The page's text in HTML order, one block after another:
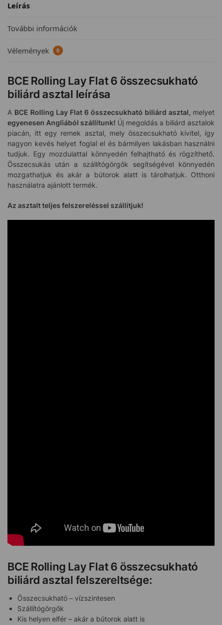
Leírás
További információk
Vélemények 0
BCE Rolling Lay Flat 6 összecsukható
biliárd asztal leírása
A BCE Rolling Lay Flat 6 összecsukható biliárd asztal, melyet
egyenesen Angliából szállítunk! Új megoldás a biliárd asztalok
piacán, itt egy remek asztal, mely összecsukható kivitel, így
nagyon kevés helyet foglal el és bármilyen lakásban használni
tudjuk. Egy mozdulattal könnyedén felhajtható és rögzíthető.
Összecsukás után a szállítógörgők segítségével könnyedén
mozgathatjuk és akár a bútorok alatt is tárolhatjuk. Otthoni
használatra ajánlott termék.
Az asztalt teljes felszereléssel szállítjuk!
BCE Rolling Lay Flat 6 összecsukható
biliárd asztal felszereltsége:
Összecsukható – vízszintesen
Szállítógörgők
Kis helyen elfér – akár a bútorok alatt is